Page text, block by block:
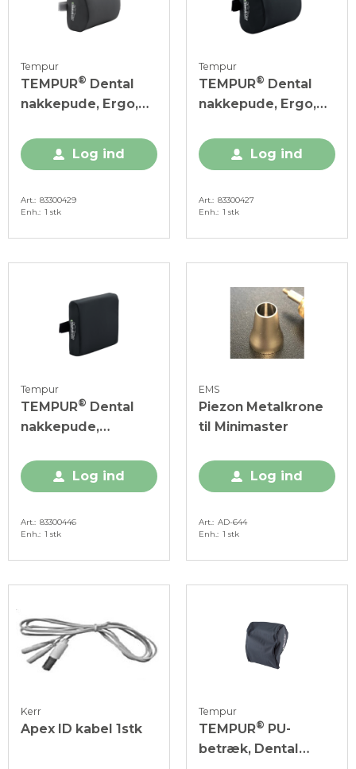
Tempur
TEMPUR® Dental
nakkepude, Ergo,
Log ind
Art.
83300429
Enh.
1 stk
Tempur
TEMPUR® Dental
nakkepude, Ergo,
Log ind
Art.
83300427
Enh.
1 stk
Tempur
TEMPUR® Dental
nakkepude,
1 stk.
Log ind
Art. 83300446
Enh. 1 stk
EMS
Piezon Metalkrone
til Minimaster
Log ind
Art. AD-644
Enh. 1 stk
Kerr
Apex ID kabel 1stk
Tempur
TEMPUR® PU-
betræk, Dental